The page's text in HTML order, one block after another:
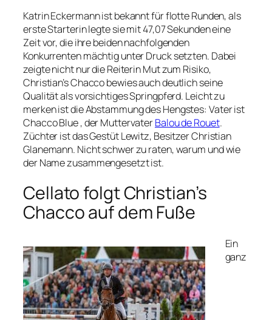
Katrin Eckermann ist bekannt für flotte Runden, als
erste Starterin legte sie mit 47,07 Sekunden eine
Zeit vor, die ihre beiden nachfolgenden
Konkurrenten mächtig unter Druck setzten. Dabei
zeigte nicht nur die Reiterin Mut zum Risiko,
Christian’s Chacco bewies auch deutlich seine
Qualität als vorsichtiges Springpferd. Leicht zu
merken ist die Abstammung des Hengstes: Vater ist
Chacco Blue , der MuttervaterBalou de Rouet.
Züchter ist das Gestüt Lewitz, Besitzer Christian
Glanemann. Nicht schwer zu raten, warum und wie
der Name zusammengesetzt ist.
Cellato folgt Christian’s
Chacco auf dem Fuße
Ein
ganz